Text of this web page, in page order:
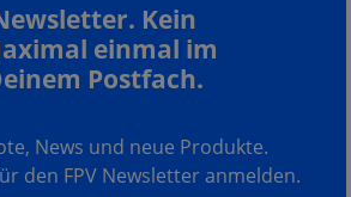
Kein
einmal im
Postfach.
News und neue Produkte.
den FPV Newsletter anmelden.